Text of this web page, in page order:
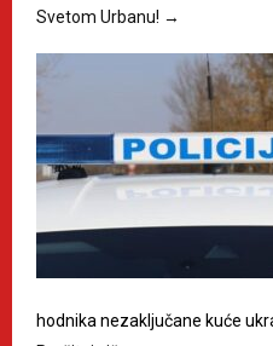
Svetom Urbanu! →
hodnika nezaključane kuće